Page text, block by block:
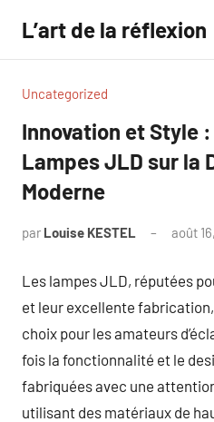
contenu
L’art de la réflexion
Uncategorized
Innovation et Style
Lampes JLD sur la
Moderne
par Louise KESTEL août
Les lampes JLD, réputées
et leur excellente
choix pour les amateurs
fois la fonctionnalité et le
fabriquées avec une
utilisant des matériaux de